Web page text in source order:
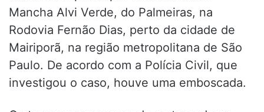
Mancha Alvi Verde, do Palmeiras, na
Rodovia Fernão Dias, perto da cidade de
Mairiporã, na região metropolitana de São
Paulo. De acordo com a Polícia Civil, que
investigou o caso, houve uma emboscada.